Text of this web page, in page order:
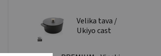
bag
Velika tava /
Ukiyo cast